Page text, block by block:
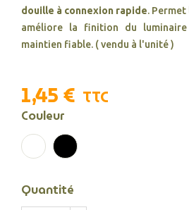
douille à connexion rapide. Permet
améliore la finition du
maintien fiable. ( vendu à l'unité )
1,45 € TTC
Couleur
Blanc Noir
Quantité